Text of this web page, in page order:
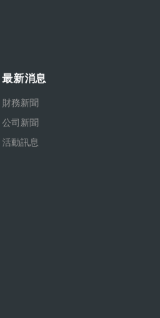
最新消息
財務新聞
公司新聞
活動訊息